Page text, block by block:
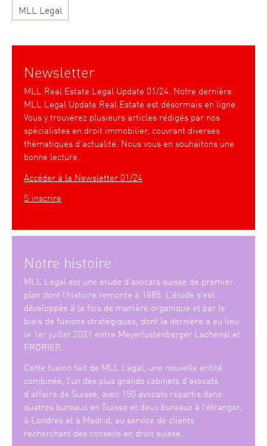
MLL Legal
Newsletter
MLL Real Estate Legal Update 01/24. Notre dernière
MLL Legal Update Real Estate est désormais en ligne.
Vous y trouverez plusieurs articles rédigés par nos
spécialistes en droit immobilier, couvrant diverses
thématiques d’actualité. Nous vous en souhaitons une
bonne lecture.
Accéder à la Newsletter 01/24
S’inscrire
Notre histoire
MLL Legal est une étude d’avocats suisse de premier
plan dont l’histoire remonte à 1885. L’étude s’est
développée à la fois de manière organique et par le
biais de fusions stratégiques, dont la dernière a eu lieu
le 1er juillet 2021 entre Meyerlustenberger Lachenal et
FRORIEP.
Cette fusion fait de MLL Legal, une nouvelle entité
combinée, l’un des plus grands cabinets d’avocats
d’affaire de Suisse, avec 150 avocats répartis dans
quatres bureaux en Suisse et deux bureaux à l’étranger,
à Londres et à Madrid, au service de clients
recherchant des conseils en droit suisse.